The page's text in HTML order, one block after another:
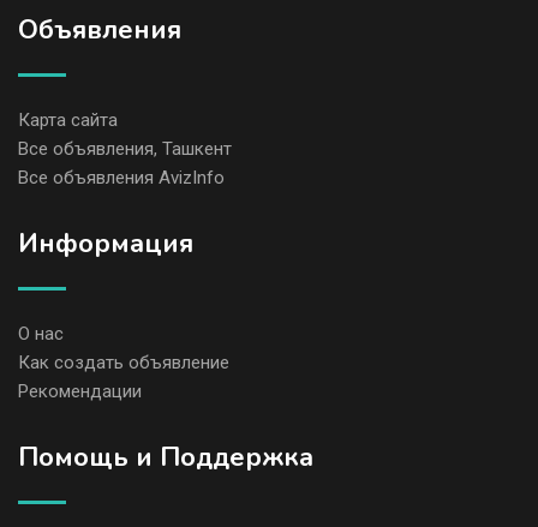
Объявления
Карта сайта
Все объявления, Ташкент
Все объявления AvizInfo
Информация
О нас
Как создать объявление
Рекомендации
Помощь и Поддержка